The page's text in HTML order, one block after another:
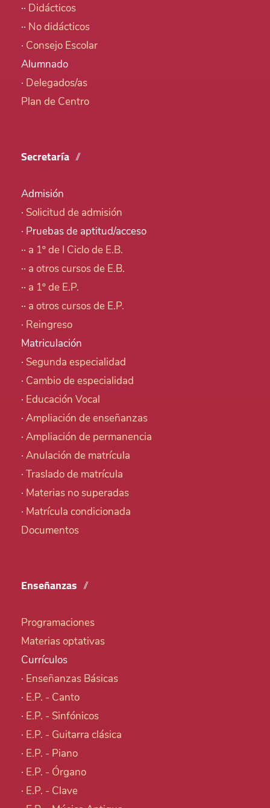
·· Didácticos
·· No didácticos
· Consejo Escolar
Alumnado
· Delegados/as
Plan de Centro
Secretaría
Admisión
· Solicitud de admisión
· Pruebas de aptitud/acceso
·· a 1º de I Ciclo de E.B.
·· a otros cursos de E.B.
·· a 1º de E.P.
·· a otros cursos de E.P.
· Reingreso
Matriculación
· Segunda especialidad
· Cambio de especialidad
· Educación Vocal
· Ampliación de enseñanzas
· Ampliación de permanencia
· Anulación de matrícula
· Traslado de matrícula
· Materias no superadas
· Matrícula condicionada
Documentos
Enseñanzas
Programaciones
Materias optativas
Currículos
· Enseñanzas Básicas
· E.P. - Canto
· E.P. - Sinfónicos
· E.P. - Guitarra clásica
· E.P. - Piano
· E.P. - Órgano
· E.P. - Clave